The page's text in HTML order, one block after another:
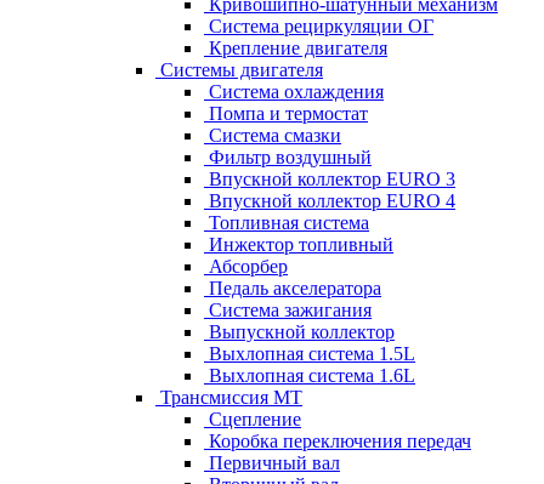
Кривошипно-шатунный механизм
Система рециркуляции ОГ
Крепление двигателя
Системы двигателя
Система охлаждения
Помпа и термостат
Система смазки
Фильтр воздушный
Впускной коллектор EURO 3
Впускной коллектор EURO 4
Топливная система
Инжектор топливный
Абсорбер
Педаль акселератора
Система зажигания
Выпускной коллектор
Выхлопная система 1.5L
Выхлопная система 1.6L
Трансмиссия МТ
Сцепление
Коробка переключения передач
Первичный вал